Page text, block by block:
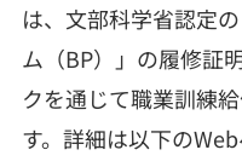
は、文部科学省認定
ム（BP）」の履修証
クを通じて職業訓練
す。詳細は以下の